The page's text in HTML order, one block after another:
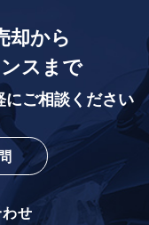
却から
スまで
にご相談ください
せ